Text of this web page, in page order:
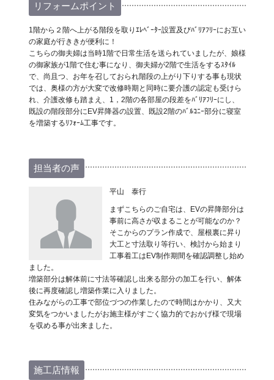
リフォームポイント
1階から２階へ上がる階段を取りｴﾚﾍﾞｰﾀｰ設置及びﾊﾞﾘｱﾌﾘｰにお互い
の家庭が行ききが便利に！
こちらの御夫婦は当時1階で日常生活を送られていましたが、娘様
の御家族が1階で住む事になり、御夫婦が2階で生活をするｽﾀｲﾙ
で、尚且つ、お年を召しておられ階段の上がり下りする事も現状
では、奥様の方が大変で改修時期と同時に要介護の認定も受けら
れ、介護改修も踏まえ、1，2階の各部屋の段差をﾊﾞﾘｱﾌﾘｰにし、
既設の階段部分にEV昇降器の設置、既設2階のﾊﾞﾙｺﾆｰ部分に寝室
を増築するﾘﾌｫｰﾑ工事です。
担当者の声
平山 泰行
まずこちらのご自宅は、EVの昇降部分は
事前に高さが収まることが可能なのか？
そこからのプラン作成で、屋根裏に昇り
大工と寸法取り等行い、検討から始まり
工事着工はEV制作期間を確認調整し始め
ました。
増築部分は解体前に寸法等確認し出来る部分の加工を行い、解体
後に再度確認し増築作業に入りました。
住みながらの工事で部位づつの作業したので時間はかかり、又大
変気をつかいましたがお施主様がすごく協力的でおかげ様で現場
を収める事が出来ました。
施工店情報